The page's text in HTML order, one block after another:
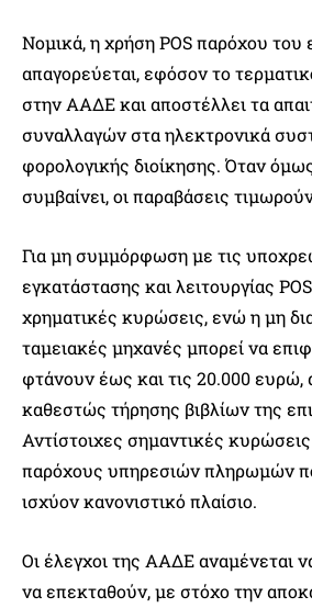
Νομικά, η χρήση POS παρόχου του
απαγορεύεται, εφόσον το
στην ΑΑΔΕ και αποστέλλει τα
συναλλαγών στα ηλεκτρονικά
φορολογικής διοίκησης. Όταν
συμβαίνει, οι παραβάσεις
Για μη συμμόρφωση με τις
εγκατάστασης και λειτουργίας
χρηματικές κυρώσεις, ενώ η μη
ταμειακές μηχανές μπορεί να
φτάνουν έως και τις 20.000 ευρώ,
καθεστώς τήρησης βιβλίων της
Αντίστοιχες σημαντικές
παρόχους υπηρεσιών πληρωμών
ισχύον κανονιστικό πλαίσιο.
Οι έλεγχοι της ΑΑΔΕ αναμένεται
να επεκταθούν, με στόχο την